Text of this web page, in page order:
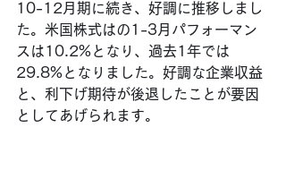
10-12月期に続き、好調に推移しまし
た。米国株式はの1-3月パフォーマン
スは10.2%となり、過去1年では
29.8%となりました。好調な企業収益
と、利下げ期待が後退したことが要因
としてあげられます。